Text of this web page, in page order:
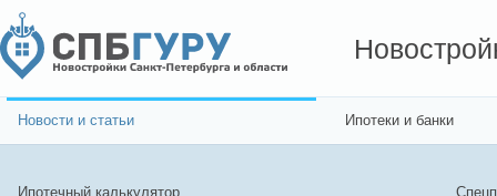
Новости и статьи Ипотеки и банки
Ипотечный калькулятор